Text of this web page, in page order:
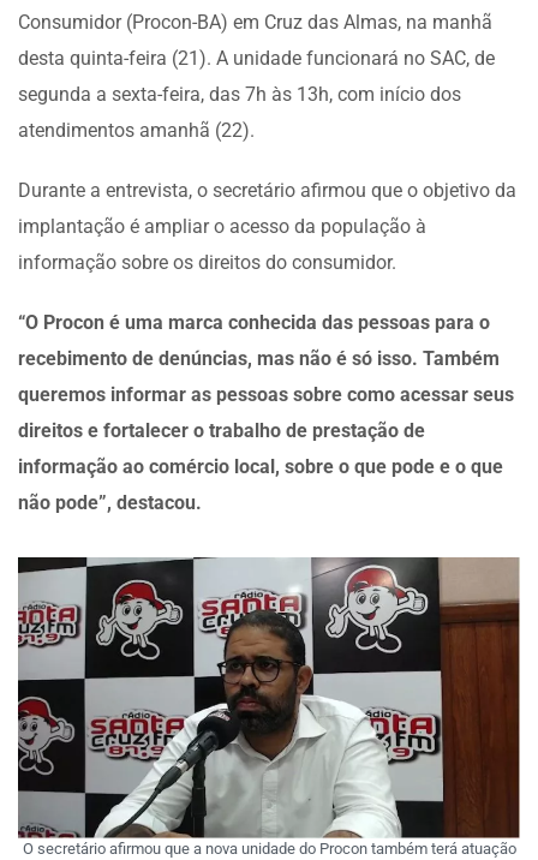
Consumidor (Procon-BA) em Cruz das Almas, na manhã
desta quinta-feira (21). A unidade funcionará no SAC, de
segunda a sexta-feira, das 7h às 13h, com início dos
atendimentos amanhã (22).
Durante a entrevista, o secretário afirmou que o objetivo da
implantação é ampliar o acesso da população à
informação sobre os direitos do consumidor.
“O Procon é uma marca conhecida das pessoas para o
recebimento de denúncias, mas não é só isso. Também
queremos informar as pessoas sobre como acessar seus
direitos e fortalecer o trabalho de prestação de
informação ao comércio local, sobre o que pode e o que
não pode”, destacou.
O secretário afirmou que a nova unidade do Procon também terá atuação